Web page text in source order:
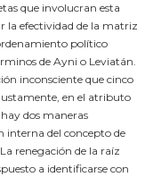
que involucran esta
la efectividad de la matriz
político
de Ayni o Leviatán.
inconsciente que cinco
en el atributo
dos maneras
interna del concepto de
renegación de la raíz
a identificarse con